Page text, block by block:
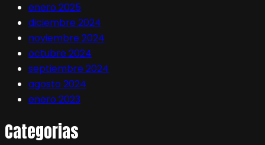
enero 2025
diciembre 2024
noviembre 2024
octubre 2024
septiembre 2024
agosto 2024
enero 2023
Categorias